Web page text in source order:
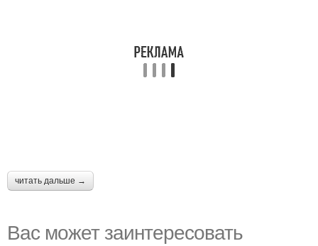
читать дальше →
Вас может заинтересовать